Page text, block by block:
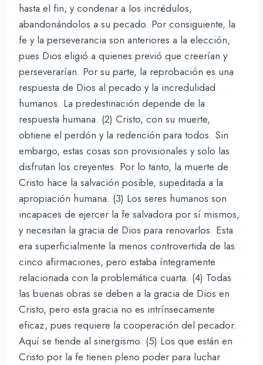
hasta el fin, y condenar a los incrédulos,
abandonándolos a su pecado. Por consiguiente, la
fe y la perseverancia son anteriores a la elección,
pues Dios eligió a quienes previó que creerían y
perseverarían. Por su parte, la reprobación es una
respuesta de Dios al pecado y la incredulidad
humanos. La predestinación depende de la
respuesta humana. (2) Cristo, con su muerte,
obtiene el perdón y la redención para todos. Sin
embargo, estas cosas son provisionales y solo las
disfrutan los creyentes. Por lo tanto, la muerte de
Cristo hace la salvación posible, supeditada a la
apropiación humana. (3) Los seres humanos son
incapaces de ejercer la fe salvadora por sí mismos,
y necesitan la gracia de Dios para renovarlos. Esta
era superficialmente la menos controvertida de las
cinco afirmaciones, pero estaba íntegramente
relacionada con la problemática cuarta. (4) Todas
las buenas obras se deben a la gracia de Dios en
Cristo, pero esta gracia no es intrínsecamente
eficaz, pues requiere la cooperación del pecador.
Aquí se tiende al sinergismo. (5) Los que están en
Cristo por la fe tienen pleno poder para luchar